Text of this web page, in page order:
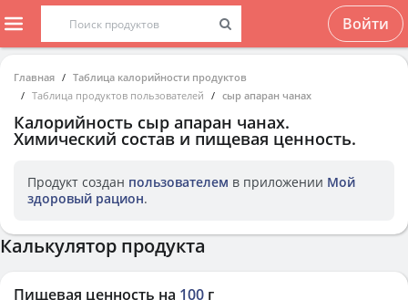
Войти
Главная
Таблица калорийности продуктов
Таблица продуктов пользователей
сыр апаран чанах
Калорийность сыр апаран чанах.
Химический состав и пищевая ценность.
Продукт создан пользователем в приложении Мой
здоровый рацион.
Калькулятор продукта
Пищевая ценность на 100 г